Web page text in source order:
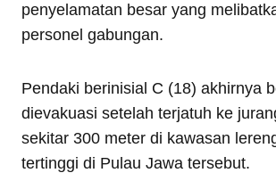
penyelamatan besar yang
personel gabungan.
Pendaki berinisial C (18) akhirnya
dievakuasi setelah terjatuh ke
sekitar 300 meter di kawasan
tertinggi di Pulau Jawa tersebut.